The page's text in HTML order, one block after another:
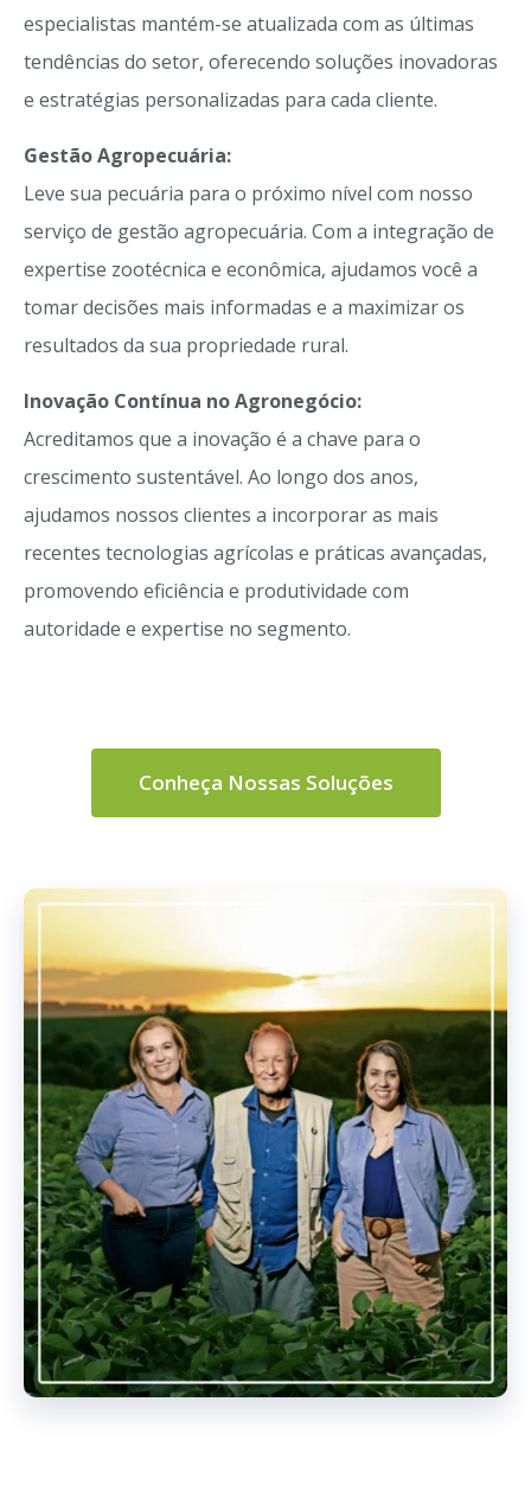
especialistas mantém-se atualizada com as últimas
tendências do setor, oferecendo soluções inovadoras
e estratégias personalizadas para cada cliente.
Gestão Agropecuária:
Leve sua pecuária para o próximo nível com nosso
serviço de gestão agropecuária. Com a integração de
expertise zootécnica e econômica, ajudamos você a
tomar decisões mais informadas e a maximizar os
resultados da sua propriedade rural.
Inovação Contínua no Agronegócio:
Acreditamos que a inovação é a chave para o
crescimento sustentável. Ao longo dos anos,
ajudamos nossos clientes a incorporar as mais
recentes tecnologias agrícolas e práticas avançadas,
promovendo eficiência e produtividade com
autoridade e expertise no segmento.
Conheça Nossas Soluções